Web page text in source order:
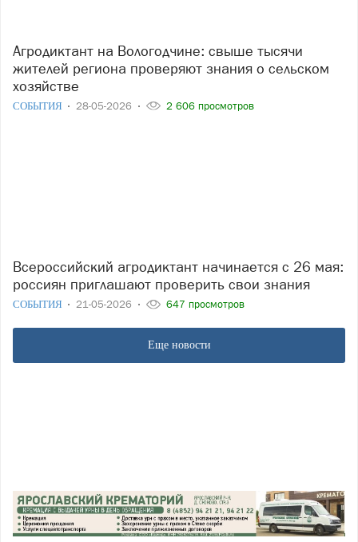
Агродиктант на Вологодчине: свыше тысячи
жителей региона проверяют знания о сельском
хозяйстве
СОБЫТИЯ 28-05-2026 2 606 просмотров
Всероссийский агродиктант начинается с 26 мая:
россиян приглашают проверить свои знания
СОБЫТИЯ 21-05-2026 647 просмотров
Еще новости